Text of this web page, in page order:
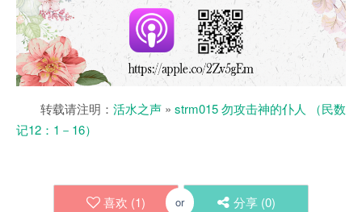
转载请注明： 活水之声 » strm015 勿攻击神的仆人 （民数
记12：1－16）
喜欢 (1) or 分享 (0)